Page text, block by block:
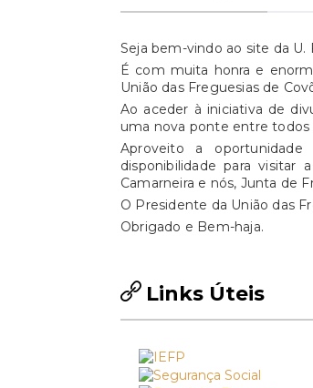
Seja bem-vindo ao site da U.
É com muita honra e
União das Freguesias de
Ao aceder à iniciativa de
uma nova ponte entre todos
Aproveito a
disponibilidade para
Camarneira e nós, Junta de
O Presidente da União das
Obrigado e Bem-haja.
Links Úteis